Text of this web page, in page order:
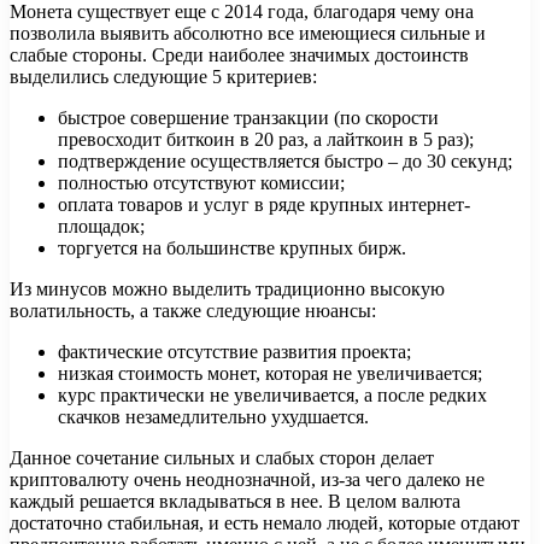
Монета существует еще с 2014 года, благодаря чему она
позволила выявить абсолютно все имеющиеся сильные и
слабые стороны. Среди наиболее значимых достоинств
выделились следующие 5 критериев:
быстрое совершение транзакции (по скорости
превосходит биткоин в 20 раз, а лайткоин в 5 раз);
подтверждение осуществляется быстро – до 30 секунд;
полностью отсутствуют комиссии;
оплата товаров и услуг в ряде крупных интернет-
площадок;
торгуется на большинстве крупных бирж.
Из минусов можно выделить традиционно высокую
волатильность, а также следующие нюансы:
фактические отсутствие развития проекта;
низкая стоимость монет, которая не увеличивается;
курс практически не увеличивается, а после редких
скачков незамедлительно ухудшается.
Данное сочетание сильных и слабых сторон делает
криптовалюту очень неоднозначной, из-за чего далеко не
каждый решается вкладываться в нее. В целом валюта
достаточно стабильная, и есть немало людей, которые отдают